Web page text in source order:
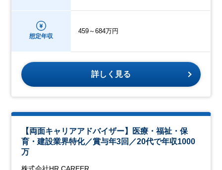
想定年収
459～684万円
詳しく見る
【両面キャリアアドバイザー】医療・福祉・保
育・建設業界特化／賞与年3回／20代で年収1000
万
株式会社HR CAREER